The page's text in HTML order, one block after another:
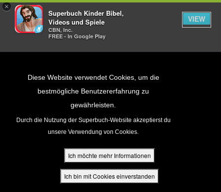
×
Superbuch Kinder Bibel,
Videos und Spiele
CBN, Inc.
FREE - In Google Play
VIEW
Diese Website verwendet Cookies, um die
bestmögliche Benutzererfahrung zu
gewährleisten.
Durch die Nutzung der Superbuch-Website akzeptierst du
unsere Verwendung von Cookies.
Ich möchte mehr Informationen
Ich bin mit Cookies einverstanden
Erstelle dein kostenloses
Superbuch-Konto
Um ein Superbuch-Konto zu erstellen, damit du alles
genießen kannst, was Superbuch zu bieten hat,